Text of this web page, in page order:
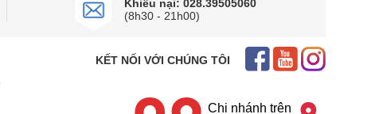
yêu thích với độ chi tiết và sống động vượt trội. Kết
với khả năng nâng cấp những nội dung có độ
Khiếu nại: 028.39505060
(8h30 - 21h00)
KẾT NỐI VỚI CHÚNG TÔI
Chi nhánh trên